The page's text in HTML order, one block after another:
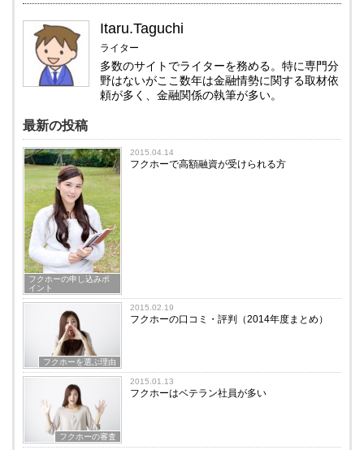
Itaru.Taguchi
ライター
多数のサイトでライターを務める。特に専門分
野はないがここ数年は金融情勢に関する取材依
頼が多く、金融関係の執筆が多い。
最新の投稿
フクホーの申し込みポ
イント
2015.04.14
フクホーで高額融資が受けられる方
フクホーを選ぶ理由
2015.02.19
フクホーの口コミ・評判（2014年度まとめ）
フクホーの審査
2015.01.13
フクホーはベテラン社員が多い